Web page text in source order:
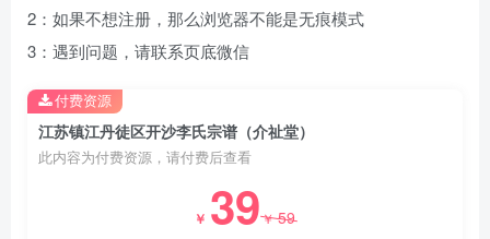
2：如果不想注册，那么浏览器不能是无痕模式
3：遇到问题，请联系页底微信
江苏镇江丹徒区开沙李氏宗谱（介祉堂）
此内容为付费资源，请付费后查看
￥ 39￥59
付费资源